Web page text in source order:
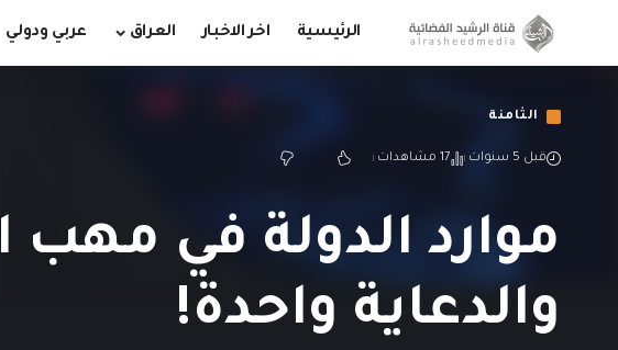
الرئيسية اخر الاخبار العراق عربي ودولي
الثامنة
قبل 5 سنوات 17 مشاهدات
موارد الدولة في مهب
والدعاية واحدة!